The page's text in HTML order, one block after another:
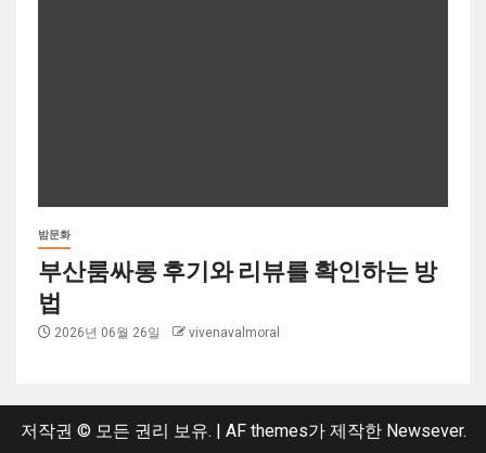
밤문화
부산룸싸롱 후기와 리뷰를 확인하는 방
법
2026년 06월 26일 vivenavalmoral
저작권 © 모든 권리 보유. AF themes가 제작한 Newsever.